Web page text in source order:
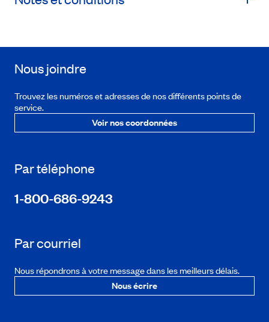
Nous joindre
Trouvez les numéros et adresses de nos différents points de
service.
Voir nos coordonnées
Par téléphone
1-800-686-9243
Par courriel
Nous répondrons à votre message dans les meilleurs délais.
Nous écrire